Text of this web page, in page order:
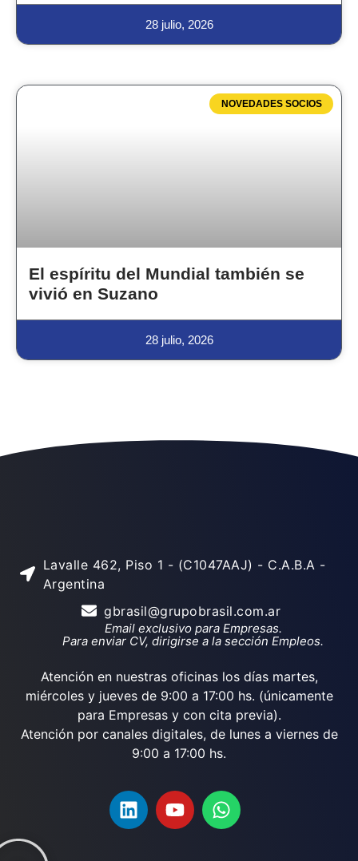
28 julio, 2026
NOVEDADES SOCIOS
El espíritu del Mundial también se
vivió en Suzano
28 julio, 2026
Lavalle 462, Piso 1 - (C1047AAJ) - C.A.B.A -
Argentina
gbrasil@grupobrasil.com.ar
Email exclusivo para Empresas.
Para enviar CV, dirigirse a la sección Empleos.
Atención en nuestras oficinas los días martes,
miércoles y jueves de 9:00 a 17:00 hs. (únicamente
para Empresas y con cita previa).
Atención por canales digitales, de lunes a viernes de
9:00 a 17:00 hs.